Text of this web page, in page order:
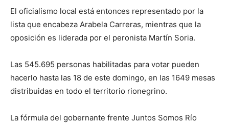
El oficialismo local está entonces representado por la
lista que encabeza Arabela Carreras, mientras que la
oposición es liderada por el peronista Martín Soria.
Las 545.695 personas habilitadas para votar pueden
hacerlo hasta las 18 de este domingo, en las 1649 mesas
distribuidas en todo el territorio rionegrino.
La fórmula del gobernante frente Juntos Somos Río